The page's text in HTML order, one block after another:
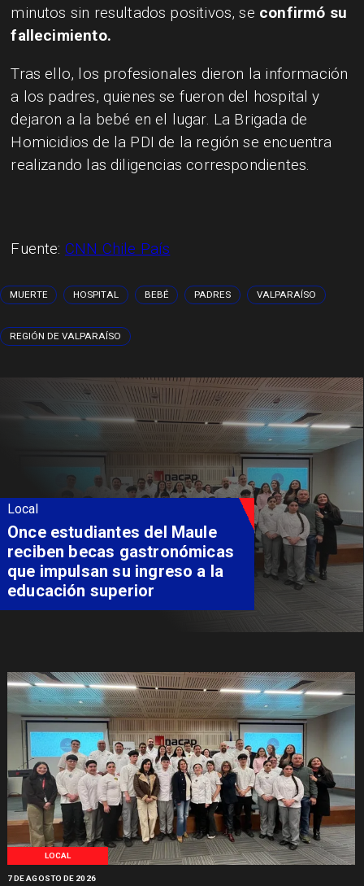
minutos sin resultados positivos, se confirmó su
fallecimiento.
Tras ello, los profesionales dieron la información
a los padres, quienes se fueron del hospital y
dejaron a la bebé en el lugar. La Brigada de
Homicidios de la PDI de la región se encuentra
realizando las diligencias correspondientes.
Fuente: CNN Chile País
MUERTE HOSPITAL BEBÉ PADRES VALPARAÍSO
REGIÓN DE VALPARAÍSO
LOCAL
7 DE AGOSTO DE 2026
Local
Once estudiantes del Maule
reciben becas gastronómicas
que impulsan su ingreso a la
educación superior